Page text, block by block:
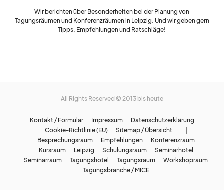
Wir berichten über Besonderheiten bei der Planung von
Tagungsräumen und Konferenzräumen in Leipzig. Und wir geben gern
Tipps, Empfehlungen und Ratschläge!
All Rights Reserved © 2013 bis heute
Kontakt / Formular Impressum
Datenschutzerklärung
Cookie-Richtlinie (EU)
Sitemap / Übersicht |
Besprechungsraum
Empfehlungen
Konferenzraum
Kursraum
Leipzig Schulungsraum
Seminarhotel
Seminarraum
Tagungshotel Tagungsraum
Workshopraum
Tagungsbranche / MICE